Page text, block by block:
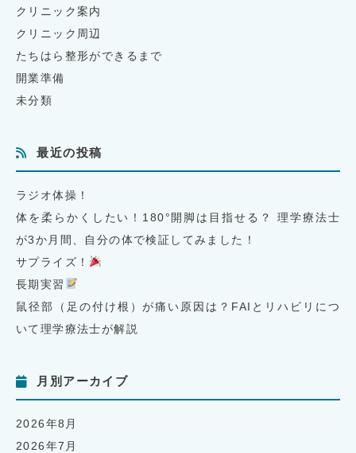
クリニック案内
クリニック周辺
たちはら整形ができるまで
開業準備
未分類
最近の投稿
ラジオ体操！
体を柔らかくしたい！180°開脚は目指せる？ 理学療法士
が3か月間、自分の体で検証してみました！
サプライズ！
長期実習
鼠径部（足の付け根）が痛い原因は？FAIとリハビリにつ
いて理学療法士が解説
月別アーカイブ
2026年8月
2026年7月